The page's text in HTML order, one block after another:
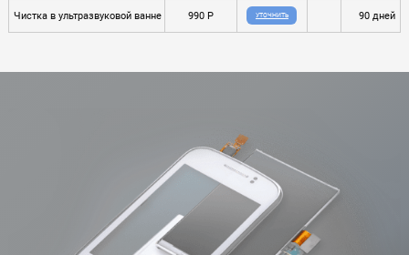
Чистка в ультразвуковой ванне 990 P УТОЧНИТЬ 90 дней